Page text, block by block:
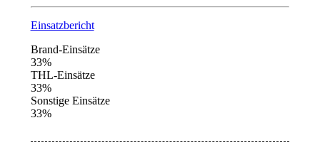
Einsatzbericht
Brand-Einsätze
33%
THL-Einsätze
33%
Sonstige Einsätze
33%